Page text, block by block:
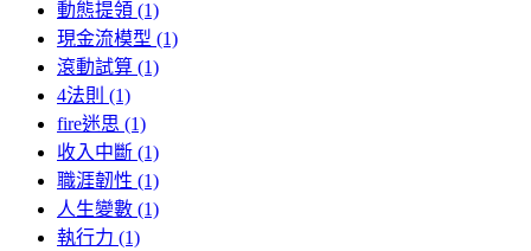
動態提領 (1)
現金流模型 (1)
滾動試算 (1)
4法則 (1)
fire迷思 (1)
收入中斷 (1)
職涯韌性 (1)
人生變數 (1)
執行力 (1)